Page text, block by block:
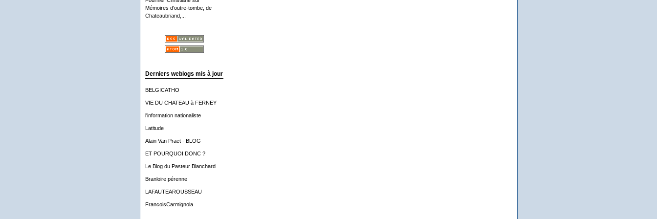
Mémoires d'outre-tombe, de
Chateaubriand,...
Derniers weblogs mis à jour
BELGICATHO
VIE DU CHATEAU à FERNEY
l'information nationaliste
Latitude
Alain Van Praet - BLOG
ET POURQUOI DONC ?
Le Blog du Pasteur Blanchard
Branloire pérenne
LAFAUTEAROUSSEAU
FrancoisCarmignola